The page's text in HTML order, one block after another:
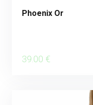
Phoenix Or
39 .00 €